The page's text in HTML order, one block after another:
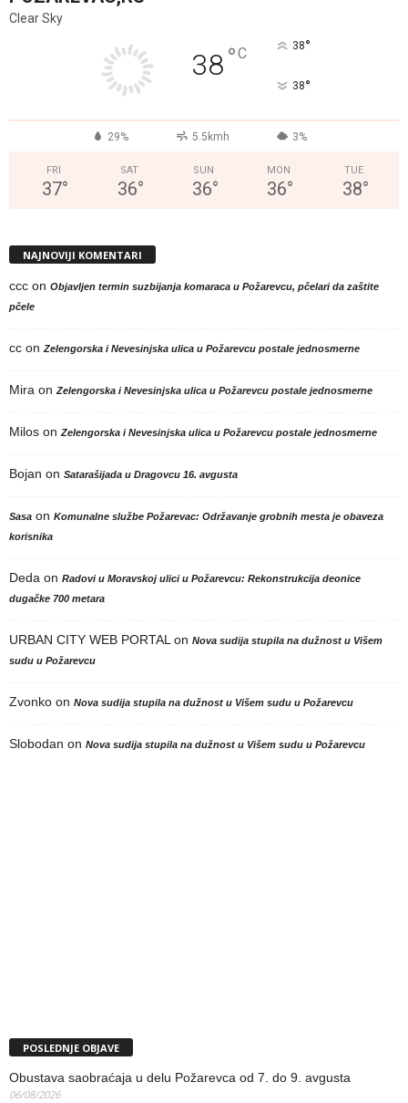
Clear Sky
38°C 38°
38°
29% 5.5kmh 3%
FRI
37°
SAT
36°
SUN
36°
MON
36°
TUE
38°
NAJNOVIJI KOMENTARI
ccc on Objavljen termin suzbijanja komaraca u Požarevcu, pčelari da zaštite
pčele
cc on Zelengorska i Nevesinjska ulica u Požarevcu postale jednosmerne
Mira on Zelengorska i Nevesinjska ulica u Požarevcu postale jednosmerne
Milos on Zelengorska i Nevesinjska ulica u Požarevcu postale jednosmerne
Bojan on Satarašijada u Dragovcu 16. avgusta
Sasa on Komunalne službe Požarevac: Održavanje grobnih mesta je obaveza
korisnika
Deda on Radovi u Moravskoj ulici u Požarevcu: Rekonstrukcija deonice
dugačke 700 metara
URBAN CITY WEB PORTAL on Nova sudija stupila na dužnost u Višem
sudu u Požarevcu
Zvonko on Nova sudija stupila na dužnost u Višem sudu u Požarevcu
Slobodan on Nova sudija stupila na dužnost u Višem sudu u Požarevcu
POSLEDNJE OBJAVE
Obustava saobraćaja u delu Požarevca od 7. do 9. avgusta
06/08/2026